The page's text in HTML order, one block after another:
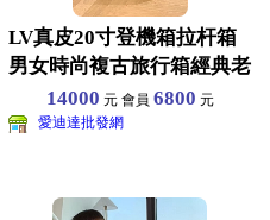
LV真皮20寸登機箱拉杆箱
男女時尚複古旅行箱經典老
花圖案 尺寸38×5
14000 元 會員 6800 元
愛迪達批發網